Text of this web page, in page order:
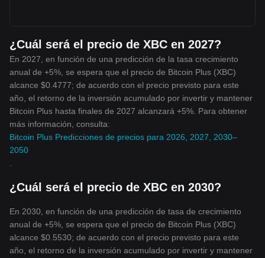
¿Cuál será el precio de XBC en 2027?
En 2027, en función de una predicción de la tasa crecimiento
anual de +5%, se espera que el precio de Bitcoin Plus (XBC)
alcance $0.4777; de acuerdo con el precio previsto para este
año, el retorno de la inversión acumulado por invertir y mantener
Bitcoin Plus hasta finales de 2027 alcanzará +5%. Para obtener
más información, consulta:
Bitcoin Plus Predicciones de precios para 2026, 2027, 2030–
2050
¿Cuál será el precio de XBC en 2030?
En 2030, en función de una predicción de tasa de crecimiento
anual de +5%, se espera que el precio de Bitcoin Plus (XBC)
alcance $0.5530; de acuerdo con el precio previsto para este
año, el retorno de la inversión acumulado por invertir y mantener